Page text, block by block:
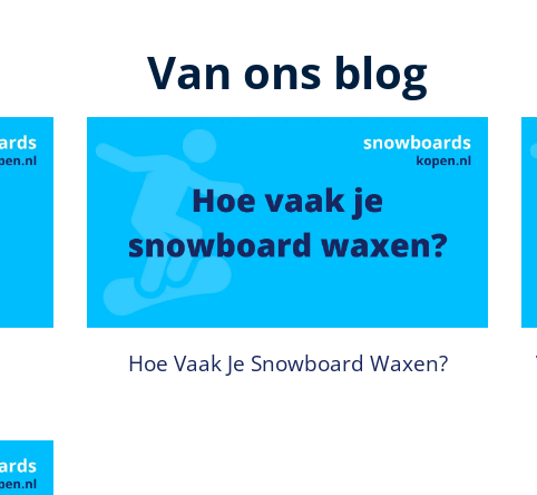
Van ons blog
Hoe Vaak Je Snowboard Waxen?